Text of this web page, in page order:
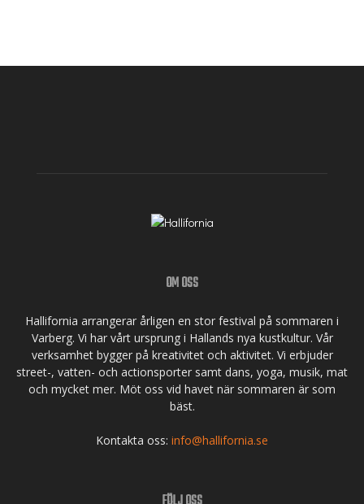
OM OSS
Hallifornia arrangerar årligen en stor festival på sommaren i
Varberg. Vi har vårt ursprung i Hallands nya kustkultur. Vår
verksamhet bygger på kreativitet och aktivitet. Vi erbjuder
street-, vatten- och actionsporter samt dans, yoga, musik, mat
och mycket mer. Möt oss vid havet när sommaren är som
bäst.
Kontakta oss: info@hallifornia.se